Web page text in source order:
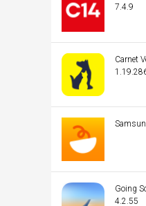
7.4.9
Carnet
Going
4.2.55